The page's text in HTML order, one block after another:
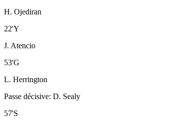
H. Ojediran
22'Y
J. Atencio
53'G
L. Herrington
Passe décisive: D. Sealy
57'S